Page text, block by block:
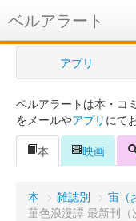
ベルアラート
ベルアラートとは
ヘルプ
新規登録
ログイン
購入管理
アプリ
ベルアラートは本・コ
をメールやアプリ にて
本
映画
本 > 雑誌別 > 宙（
菫色浪漫譚 最新刊